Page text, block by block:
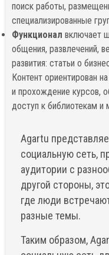
поиск работы,
специализированные
Функционал включает
общения, развлечений,
развития: статьи о
Контент ориентирован
и прохождение курсов,
доступ к библиотекам и
Agartu
социальную сеть,
аудитории с
другой стороны,
где люди
разные темы.
Таким образом,